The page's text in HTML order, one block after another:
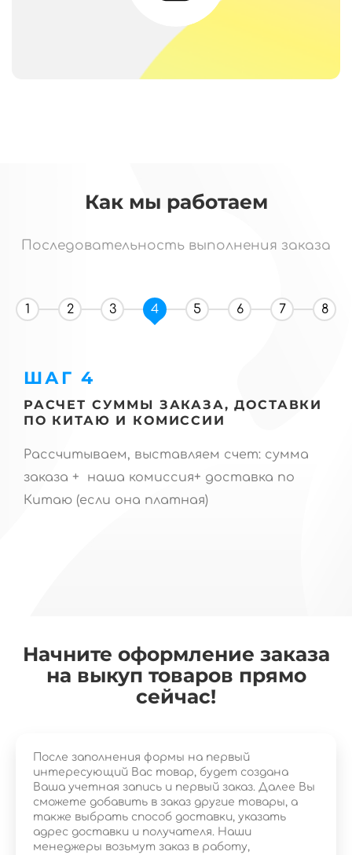
Как мы работаем
Последовательность выполнения заказа
1 2 3 4 5 6 7 8
ШАГ 4
РАСЧЕТ СУММЫ ЗАКАЗА, ДОСТАВКИ
ПО КИТАЮ И КОМИССИИ
Рассчитываем, выставляем счет: сумма
заказа + наша комиссия+ доставка по
Китаю (если она платная)
Начните оформление заказа
на выкуп товаров прямо
сейчас!
После заполнения формы на первый
интересующий Вас товар, будет создана
Ваша учетная запись и первый заказ. Далее Вы
сможете добавить в заказ другие товары, а
также выбрать способ доставки, указать
адрес доставки и получателя. Наши
менеджеры возьмут заказ в работу,